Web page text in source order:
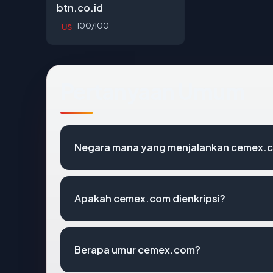
btn.co.id
US 100/100
Negara mana yang menjalankan
Apakah cemex.com dienkripsi?
Berapa umur cemex.com?